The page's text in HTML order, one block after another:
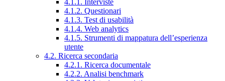
4.1.1. Interviste
4.1.2. Questionari
4.1.3. Test di usabilità
4.1.4. Web analytics
4.1.5. Strumenti di mappatura dell’esperienza
utente
4.2. Ricerca secondaria
4.2.1. Ricerca documentale
4.2.2. Analisi benchmark